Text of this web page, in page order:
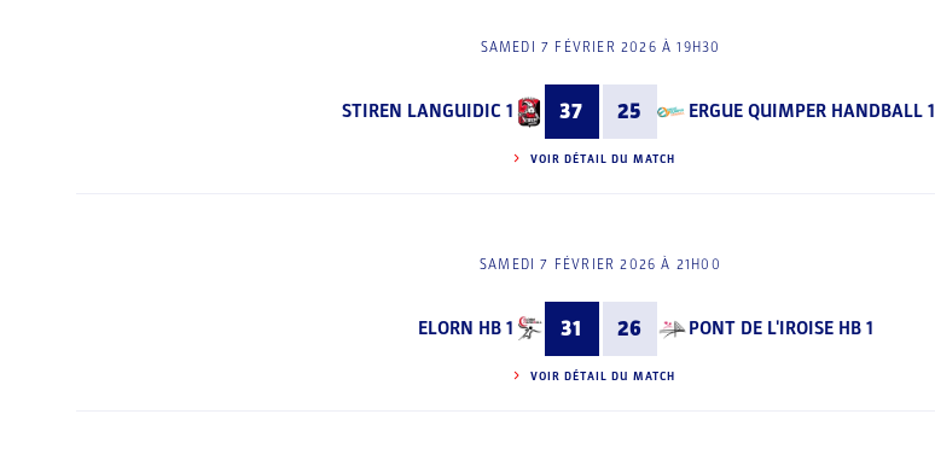
SAMEDI 7 FÉVRIER 2026 À 19H30
STIREN LANGUIDIC 1 37 25 ERGUE QUIMPER HANDBALL 1
VOIR DÉTAIL DU MATCH
SAMEDI 7 FÉVRIER 2026 À 21H00
ELORN HB 1 31 26 PONT DE L'IROISE HB 1
VOIR DÉTAIL DU MATCH